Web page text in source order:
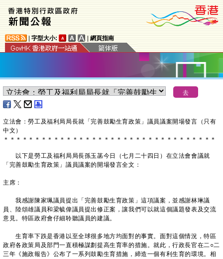
字型大小: 網頁指南
立法會：勞工及福利局局長就「完善鼓勵生育政策」議員議案開場發言（只有
中文）
＊ ＊ ＊ ＊ ＊ ＊ ＊ ＊ ＊ ＊ ＊ ＊ ＊ ＊ ＊ ＊ ＊ ＊ ＊ ＊ ＊ ＊ ＊ ＊ ＊ ＊ ＊ ＊ ＊ ＊ ＊ ＊ ＊ ＊
以下是勞工及福利局局長孫玉菡今日（七月二十四日）在立法會會議就
「完善鼓勵生育政策」議員議案的開場發言全文：
主席：
我感謝陳家珮議員提出「完善鼓勵生育政策」這項議案，並感謝林琳議
員、陸頌雄議員和梁毓偉議員提出修正案，讓我們可以就這個議題發表及交流
意見。特區政府會仔細聆聽議員的建議。
生育率下跌是香港以至全球很多地方均面對的事實。面對這個情況，特區
政府各政策局及部門一直積極謀劃提高生育率的措施。就此，行政長官在二○二
三年《施政報告》公布了一系列鼓勵生育措施，締造一個有利生育的環境。相